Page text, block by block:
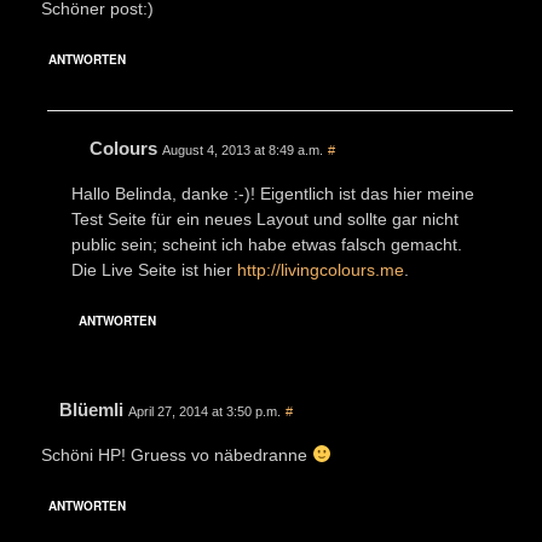
Schöner post:)
ANTWORTEN
Colours August 4, 2013 at 8:49 a.m. #
Hallo Belinda, danke :-)! Eigentlich ist das hier meine
Test Seite für ein neues Layout und sollte gar nicht
public sein; scheint ich habe etwas falsch gemacht.
Die Live Seite ist hier http://livingcolours.me
ANTWORTEN
Blüemli April 27, 2014 at 3:50 p.m. #
Schöni HP! Gruess vo näbedranne
ANTWORTEN